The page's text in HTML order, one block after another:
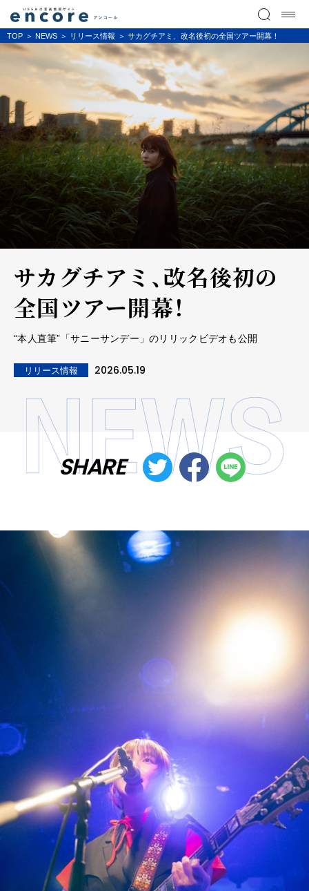
TOP NEWS リリース情報 サカグチアミ、改名後初の全国ツアー開幕！
サカグチアミ、改名後初の
全国ツアー開幕！
“本人直筆”「サニーサンデー」のリリックビデオも公開
リリース情報 2026.05.19
SHARE